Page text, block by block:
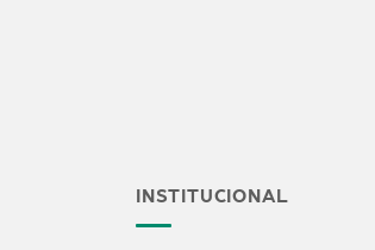
INSTITUCIONAL